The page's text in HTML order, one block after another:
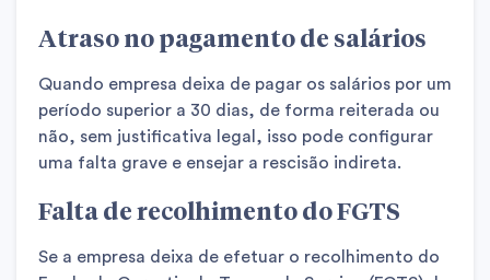
Atraso no pagamento de salários
Quando empresa deixa de pagar os salários por um
período superior a 30 dias, de forma reiterada ou
não, sem justificativa legal, isso pode configurar
uma falta grave e ensejar a rescisão indireta.
Falta de recolhimento do FGTS
Se a empresa deixa de efetuar o recolhimento do